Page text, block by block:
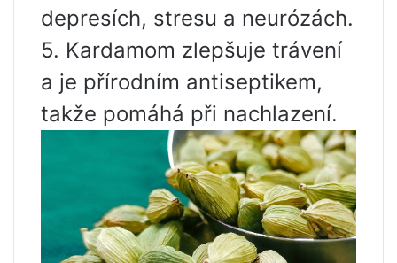
depresích, stresu a neurózách.
5. Kardamom zlepšuje trávení
a je přírodním antiseptikem,
takže pomáhá při nachlazení.